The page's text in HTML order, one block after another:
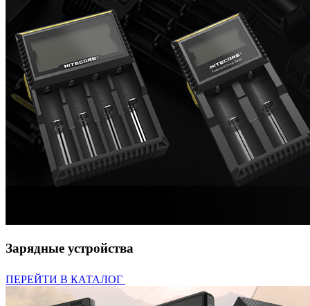
Зарядные устройства
ПЕРЕЙТИ В КАТАЛОГ